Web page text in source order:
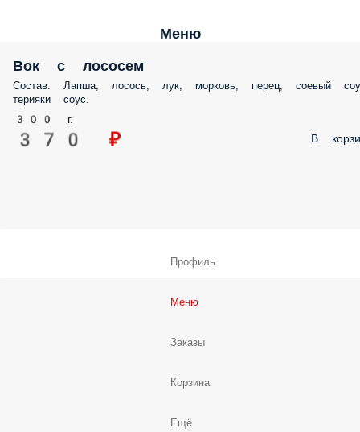
Меню
Вок с лососем
Состав: Лапша, лосось, лук, морковь, перец, соевый
терияки соус.
300 г.
370 ₽ В
Профиль
Меню
Заказы
Корзина
Ещё